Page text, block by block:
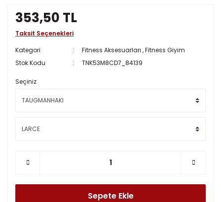
353,50 TL
Taksit Seçenekleri
Kategori
Fitness Aksesuarları ,Fitness Giyim
Stok Kodu
TNK53M8CD7_84139
Seçiniz
Sepete Ekle